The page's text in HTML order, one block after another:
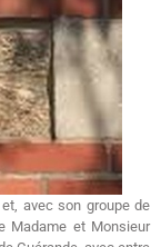
avec son groupe de
Madame et Monsieur